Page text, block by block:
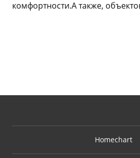
комфортности.А также,
Homechart